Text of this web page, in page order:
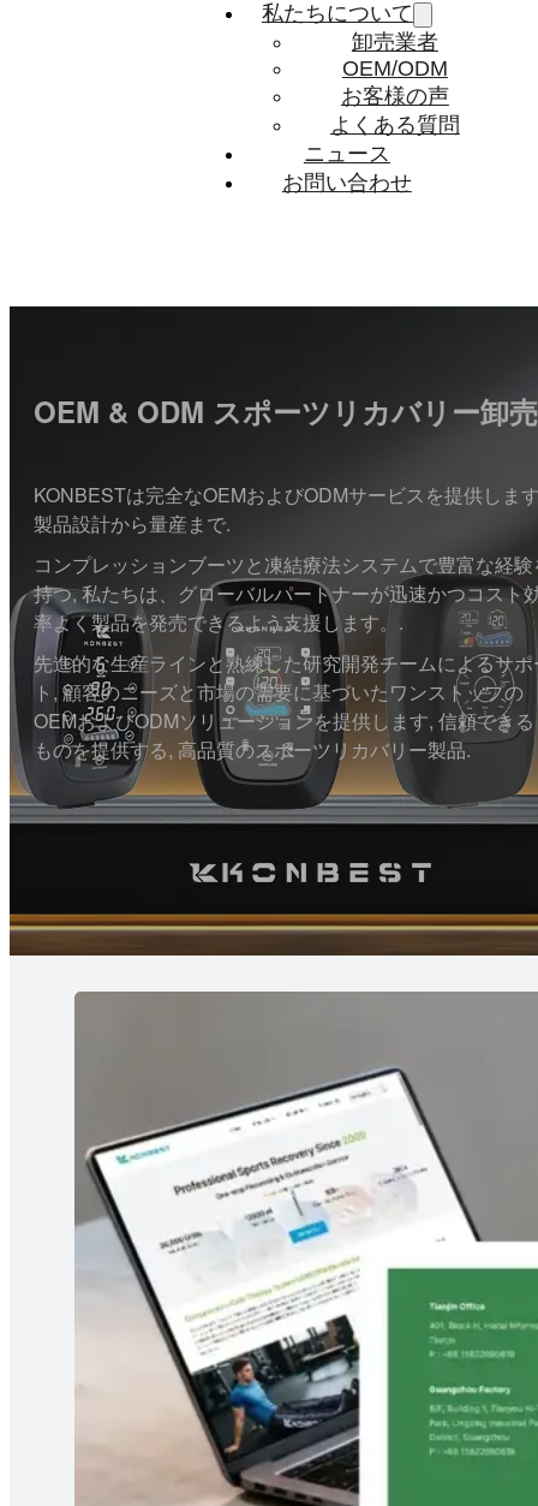
私たちについて
卸売業者
OEM/ODM
お客様の声
よくある質問
ニュース
お問い合わせ
OEM & ODM スポーツリカバリー卸売
KONBESTは完全なOEMおよびODMサービスを提供しま
製品設計から量産まで.
コンプレッションブーツと凍結療法システムで豊富な経
持つ, 私たちは、グローバルパートナーが迅速かつコスト
率よく製品を発売できるよう支援します。.
先進的な生産ラインと熟練した研究開発チームによるサポ
ト, 顧客のニーズと市場の需要に基づいたワンストップの
OEMおよびODMソリューションを提供します, 信頼できる
ものを提供する, 高品質のスポーツリカバリー製品.